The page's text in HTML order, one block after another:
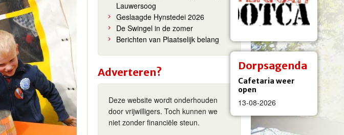
Dorpsagenda
Cafetaria weer
open
13-08-2026
Lauwersoog
Geslaagde Hynstedei 2026
De Swingel in de zomer
Berichten van Plaatselijk belang
Adverteren?
Deze website wordt onderhouden
door vrijwilligers. Toch kunnen we
niet zonder financiële steun.